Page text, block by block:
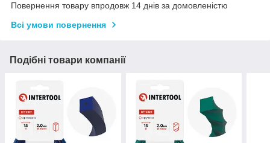
Повернення товару впродовж 14 днів за домовленістю
Всі умови повернення
Подібні товари компанії